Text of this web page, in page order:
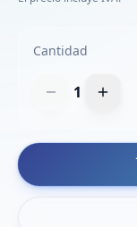
Cantidad
1